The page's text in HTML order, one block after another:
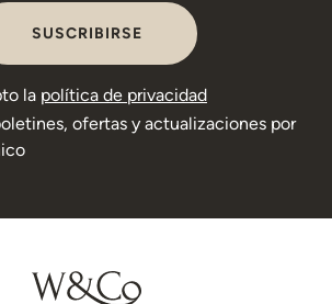
SUSCRIBIRSE
la política de privacidad
ofertas y actualizaciones por